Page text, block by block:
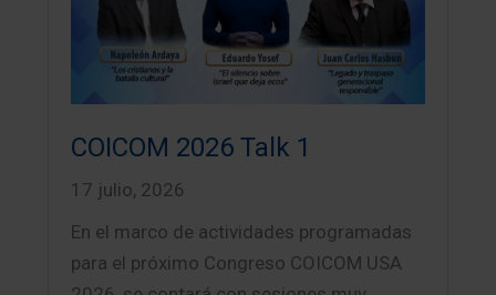
COICOM 2026 Talk 1
17 julio, 2026
En el marco de actividades programadas
para el próximo Congreso COICOM USA